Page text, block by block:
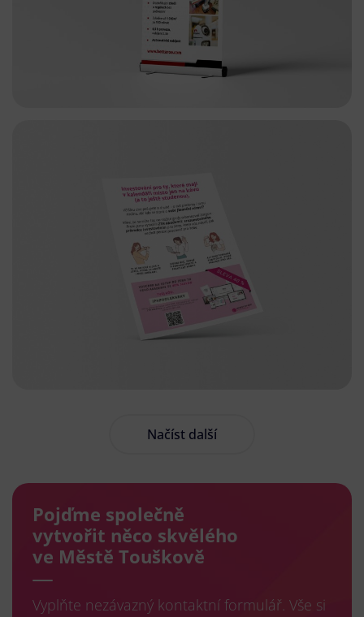
Načíst další
Pojďme společně
vytvořit něco skvělého
ve Městě Touškově
Vyplňte nezávazný kontaktní formulář. Vše si